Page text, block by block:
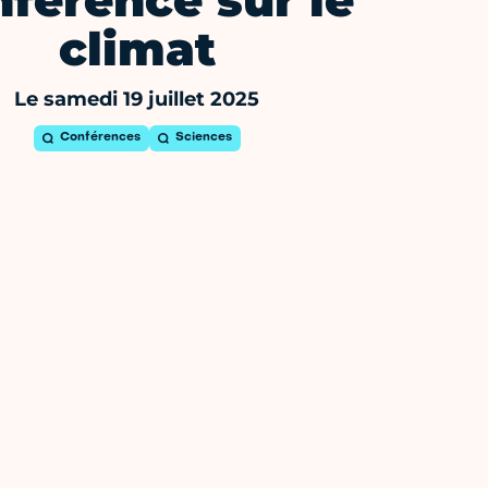
climat
Le samedi 19 juillet 2025
Conférences Sciences